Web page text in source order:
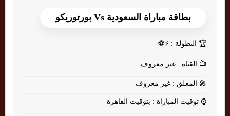
بطاقة مباراة السعودية Vs بورتوريكو
🏆 البطولة : ⚡⚽
📺 القناة : غير معروف
🎤 المعلق : غير معروف
⌚ توقيت المباراة : بتوقيت القاهرة